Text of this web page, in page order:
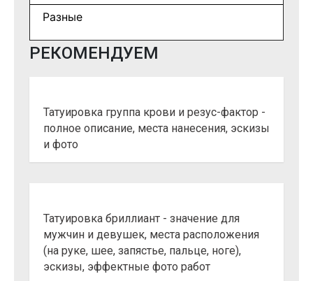
Разные
РЕКОМЕНДУЕМ
Татуировка группа крови и резус-фактор -
полное описание, места нанесения, эскизы
и фото
Татуировка бриллиант - значение для
мужчин и девушек, места расположения
(на руке, шее, запястье, пальце, ноге),
эскизы, эффектные фото работ